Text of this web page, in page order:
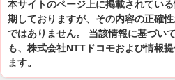
本サイトのページ上に掲載されてい
期しておりますが、その内容の正確
ではありません。 当該情報に基づい
も、株式会社NTTドコモおよび情報
ます。